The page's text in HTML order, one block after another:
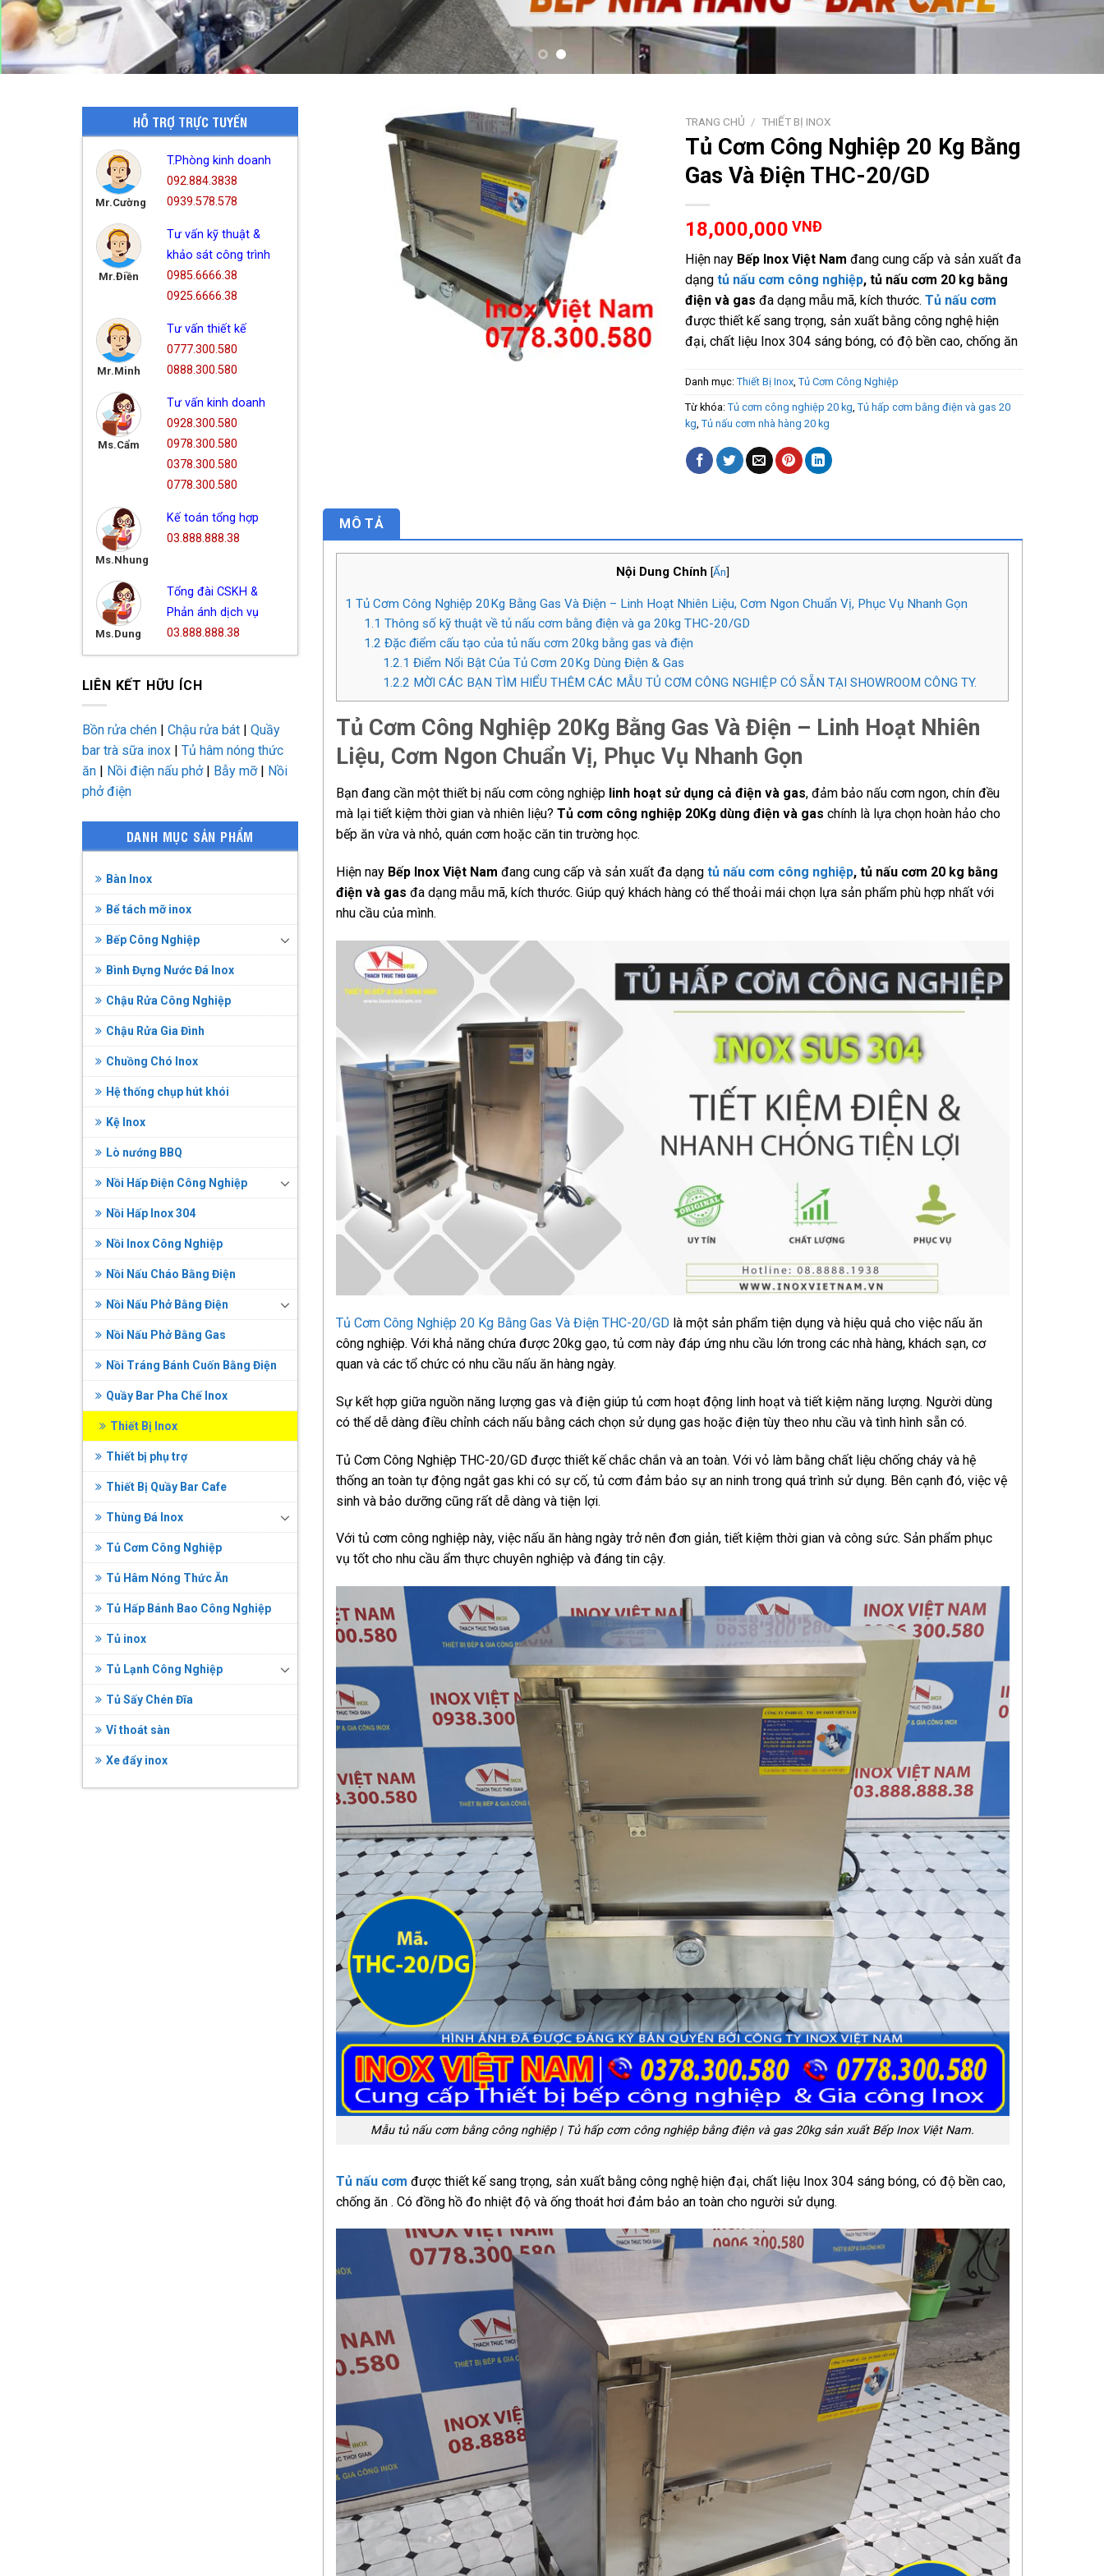
HỖ TRỢ TRỰC TUYẾN
Mr.Cường
T.Phòng kinh doanh
092.884.3838
0939.578.578
Mr.Điền
Tư vấn kỹ thuật &
khảo sát công trình
0985.6666.38
0925.6666.38
Mr.Minh
Tư vấn thiết kế
0777.300.580
0888.300.580
Ms.Cẩm
Tư vấn kinh doanh
0928.300.580
0978.300.580
0378.300.580
0778.300.580
Ms.Nhung
Kế toán tổng hợp
03.888.888.38
Ms.Dung
Tổng đài CSKH &
Phản ánh dịch vụ
03.888.888.38
LIÊN KẾT HỮU ÍCH
Bồn rửa chén| Chậu rửa bát| Quầy
bar trà sữa inox| Tủ hâm nóng thức
ăn| Nồi điện nấu phở| Bẫy mỡ| Nồi
phở điện
DANH MỤC SẢN PHẨM
Bàn Inox
Bể tách mỡ inox
Bếp Công Nghiệp
Bình Đựng Nước Đá Inox
Chậu Rửa Công Nghiệp
Chậu Rửa Gia Đình
Chuồng Chó Inox
Hệ thống chụp hút khói
Kệ Inox
Lò nướng BBQ
Nồi Hấp Điện Công Nghiệp
Nồi Hấp Inox 304
Nồi Inox Công Nghiệp
Nồi Nấu Cháo Bằng Điện
Nồi Nấu Phở Bằng Điện
Nồi Nấu Phở Bằng Gas
Nồi Tráng Bánh Cuốn Bằng Điện
Quầy Bar Pha Chế Inox
Thiết Bị Inox
Thiết bị phụ trợ
Thiết Bị Quầy Bar Cafe
Thùng Đá Inox
Tủ Cơm Công Nghiệp
Tủ Hâm Nóng Thức Ăn
Tủ Hấp Bánh Bao Công Nghiệp
Tủ inox
Tủ Lạnh Công Nghiệp
Tủ Sấy Chén Đĩa
Vỉ thoát sàn
Xe đẩy inox
TRANG CHỦ / THIẾT BỊ INOX
Tủ Cơm Công Nghiệp 20 Kg Bằng
Gas Và Điện THC-20/GD
18,000,000 VNĐ
Hiện nay Bếp Inox Việt Nam đang cung cấp và sản xuất đa
dạng tủ nấu cơm công nghiệp, tủ nấu cơm 20 kg bằng
điện và gas đa dạng mẫu mã, kích thước. Tủ nấu cơm
được thiết kế sang trọng, sản xuất bằng công nghệ hiện
đại, chất liệu Inox 304 sáng bóng, có độ bền cao, chống ăn
Danh mục: Thiết Bị Inox, Tủ Cơm Công Nghiệp
Từ khóa: Tủ cơm công nghiệp 20 kg, Tủ hấp cơm bằng điện và gas 20
kg, Tủ nấu cơm nhà hàng 20 kg
MÔ TẢ
Nội Dung Chính [Ẩn]
1 Tủ Cơm Công Nghiệp 20Kg Bằng Gas Và Điện – Linh Hoạt Nhiên Liệu, Cơm Ngon Chuẩn Vị, Phục Vụ Nhanh Gọn
1.1 Thông số kỹ thuật về tủ nấu cơm bằng điện và ga 20kg THC-20/GD
1.2 Đặc điểm cấu tạo của tủ nấu cơm 20kg bằng gas và điện
1.2.1 Điểm Nổi Bật Của Tủ Cơm 20Kg Dùng Điện & Gas
1.2.2 MỜI CÁC BẠN TÌM HIỂU THÊM CÁC MẪU TỦ CƠM CÔNG NGHIỆP CÓ SẴN TẠI SHOWROOM CÔNG TY.
Tủ Cơm Công Nghiệp 20Kg Bằng Gas Và Điện – Linh Hoạt Nhiên
Liệu, Cơm Ngon Chuẩn Vị, Phục Vụ Nhanh Gọn
Bạn đang cần một thiết bị nấu cơm công nghiệp linh hoạt sử dụng cả điện và gas, đảm bảo nấu cơm ngon, chín đều
mà lại tiết kiệm thời gian và nhiên liệu?Tủ cơm công nghiệp 20Kg dùng điện và gas chính là lựa chọn hoàn hảo cho
bếp ăn vừa và nhỏ, quán cơm hoặc căn tin trường học.
Hiện nay Bếp Inox Việt Nam đang cung cấp và sản xuất đa dạngtủ nấu cơm công nghiệp, tủ nấu cơm 20 kg bằng
điện và gas đa dạng mẫu mã, kích thước. Giúp quý khách hàng có thể thoải mái chọn lựa sản phẩm phù hợp nhất với
nhu cầu của mình.
Tủ Cơm Công Nghiệp 20 Kg Bằng Gas Và Điện THC-20/GD là một sản phẩm tiện dụng và hiệu quả cho việc nấu ăn
công nghiệp. Với khả năng chứa được 20kg gạo, tủ cơm này đáp ứng nhu cầu lớn trong các nhà hàng, khách sạn, cơ
quan và các tổ chức có nhu cầu nấu ăn hàng ngày.
Sự kết hợp giữa nguồn năng lượng gas và điện giúp tủ cơm hoạt động linh hoạt và tiết kiệm năng lượng. Người dùng
có thể dễ dàng điều chỉnh cách nấu bằng cách chọn sử dụng gas hoặc điện tùy theo nhu cầu và tình hình sẵn có.
Tủ Cơm Công Nghiệp THC-20/GD được thiết kế chắc chắn và an toàn. Với vỏ làm bằng chất liệu chống cháy và hệ
thống an toàn tự động ngắt gas khi có sự cố, tủ cơm đảm bảo sự an ninh trong quá trình sử dụng. Bên cạnh đó, việc vệ
sinh và bảo dưỡng cũng rất dễ dàng và tiện lợi.
Với tủ cơm công nghiệp này, việc nấu ăn hàng ngày trở nên đơn giản, tiết kiệm thời gian và công sức. Sản phẩm phục
vụ tốt cho nhu cầu ẩm thực chuyên nghiệp và đáng tin cậy.
Mẫu tủ nấu cơm bằng công nghiệp | Tủ hấp cơm công nghiệp bằng điện và gas 20kg sản xuất Bếp Inox Việt Nam.
Tủ nấu cơm được thiết kế sang trọng, sản xuất bằng công nghệ hiện đại, chất liệu Inox 304 sáng bóng, có độ bền cao,
chống ăn . Có đồng hồ đo nhiệt độ và ống thoát hơi đảm bảo an toàn cho người sử dụng.